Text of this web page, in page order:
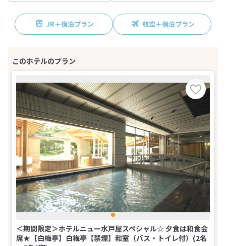
JR＋宿泊プラン 航空＋宿泊プラン
＜期間限定＞ホテルニュー水戸屋スペシャル☆ 夕食は和食会
席★【白梅亭】白梅亭【禁煙】和室（バス・トイレ付）(2名